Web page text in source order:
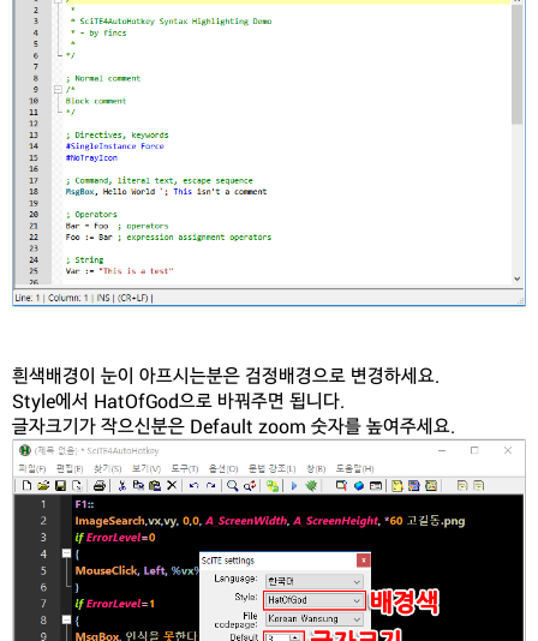
흰색배경이 눈이 아프시는분은 검정배경으로 변경하세요.
Style에서 HatOfGod으로 바꿔주면 됩니다.
글자크기가 작으신분은 Default zoom 숫자를 높여주세요.